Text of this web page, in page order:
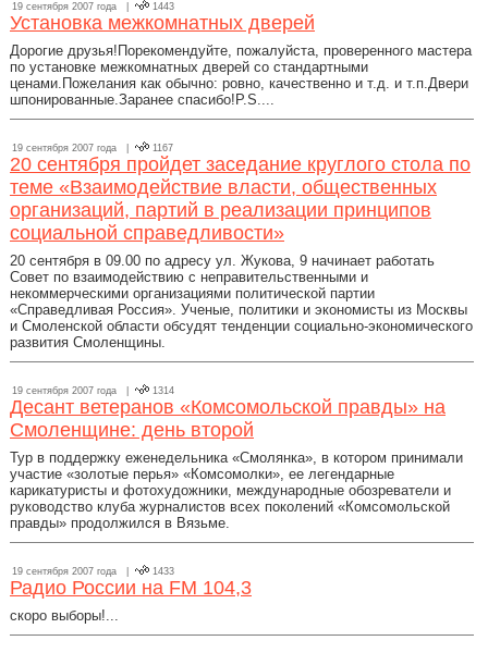
19 сентября 2007 года | 1443
Установка межкомнатных дверей
Дорогие друзья!Порекомендуйте, пожалуйста, проверенного мастера
по установке межкомнатных дверей со стандартными
ценами.Пожелания как обычно: ровно, качественно и т.д. и т.п.Двери
шпонированные.Заранее спасибо!P.S....
19 сентября 2007 года | 1167
20 сентября пройдет заседание круглого стола по
теме «Взаимодействие власти, общественных
организаций, партий в реализации принципов
социальной справедливости»
20 сентября в 09.00 по адресу ул. Жукова, 9 начинает работать
Совет по взаимодействию с неправительственными и
некоммерческими организациями политической партии
«Справедливая Россия». Ученые, политики и экономисты из Москвы
и Смоленской области обсудят тенденции социально-экономического
развития Смоленщины.
19 сентября 2007 года | 1314
Десант ветеранов «Комсомольской правды» на
Смоленщине: день второй
Тур в поддержку еженедельника «Смолянка», в котором принимали
участие «золотые перья» «Комсомолки», ее легендарные
карикатуристы и фотохудожники, международные обозреватели и
руководство клуба журналистов всех поколений «Комсомольской
правды» продолжился в Вязьме.
19 сентября 2007 года | 1433
Радио России на FM 104,3
скоро выборы!...